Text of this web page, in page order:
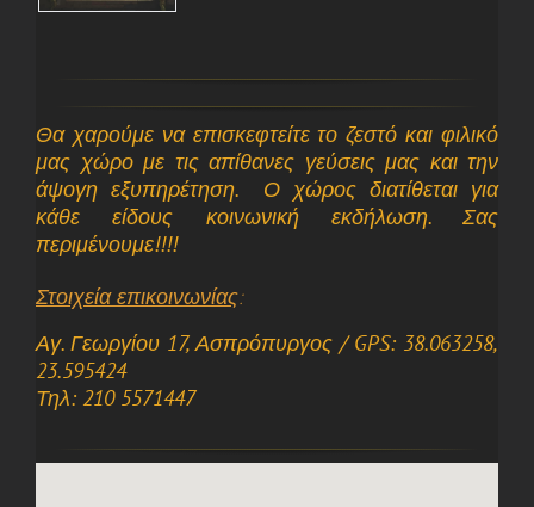
Θα χαρούμε να επισκεφτείτε το ζεστό και φιλικό
μας χώρο με τις απίθανες γεύσεις μας και την
άψογη εξυπηρέτηση. Ο χώρος διατίθεται για
κάθε είδους κοινωνική εκδήλωση. Σας
περιμένουμε!!!!
Στοιχεία επικοινωνίας:
Αγ. Γεωργίου 17, Ασπρόπυργος / GPS: 38.063258,
23.595424
Τηλ: 210 5571447